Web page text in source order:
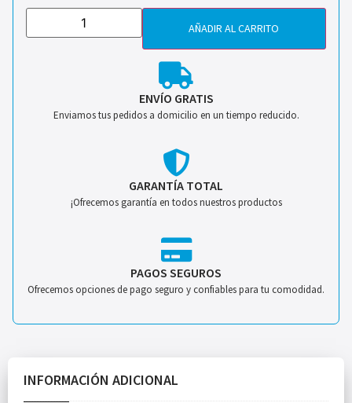
AÑADIR AL CARRITO
ENVÍO GRATIS
Enviamos tus pedidos a domicilio en un tiempo reducido.
GARANTÍA TOTAL
¡Ofrecemos garantía en todos nuestros productos
PAGOS SEGUROS
Ofrecemos opciones de pago seguro y confiables para tu comodidad.
INFORMACIÓN ADICIONAL